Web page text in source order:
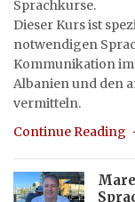
Sprachkurse.
Dieser Kurs ist
notwendigen
Kommunikation
Albanien und den
vermitteln.
Continue Reading